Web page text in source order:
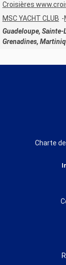
Croisières
MSC YACHT CLUB
Guadeloupe,
Grenadines,
Charte